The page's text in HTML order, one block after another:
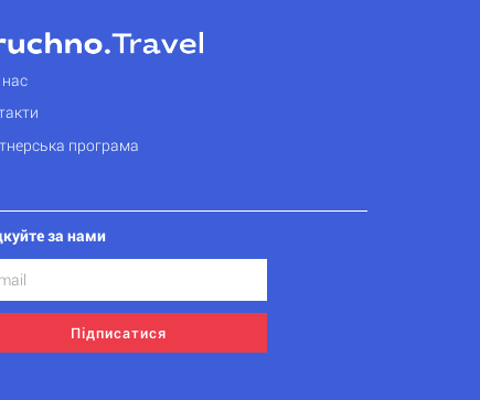
програма
за нами
Підписатися